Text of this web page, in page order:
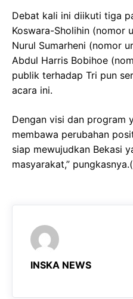
Debat kali ini diikuti tiga
Koswara-Sholihin (nomor
Nurul Sumarheni (nomor
Abdul Harris Bobihoe
publik terhadap Tri pun
acara ini.
Dengan visi dan program
membawa perubahan
siap mewujudkan Bekasi
masyarakat,”
INSKA NEWS